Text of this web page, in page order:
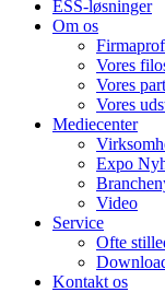
ESS-løsninger
Om os
Vores
Vores
Vores
Mediecenter
Expo
Video
Service
Ofte
Kontakt os